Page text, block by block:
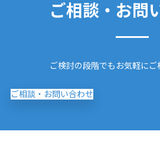
ご相談・お問
ご検討の段階でもお気軽にご
ご相談・お問い合わせ